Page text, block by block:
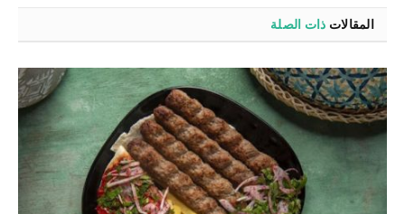
المقالات ذات الصلة